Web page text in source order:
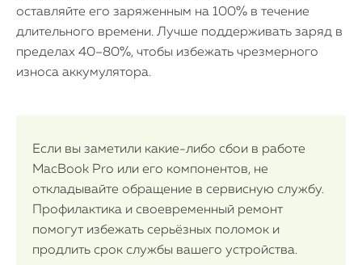
оставляйте его заряженным на 100% в течение
длительного времени. Лучше поддерживать заряд в
пределах 40–80%, чтобы избежать чрезмерного
износа аккумулятора.
Если вы заметили какие-либо сбои в работе
MacBook Pro или его компонентов, не
откладывайте обращение в сервисную службу.
Профилактика и своевременный ремонт
помогут избежать серьёзных поломок и
продлить срок службы вашего устройства.